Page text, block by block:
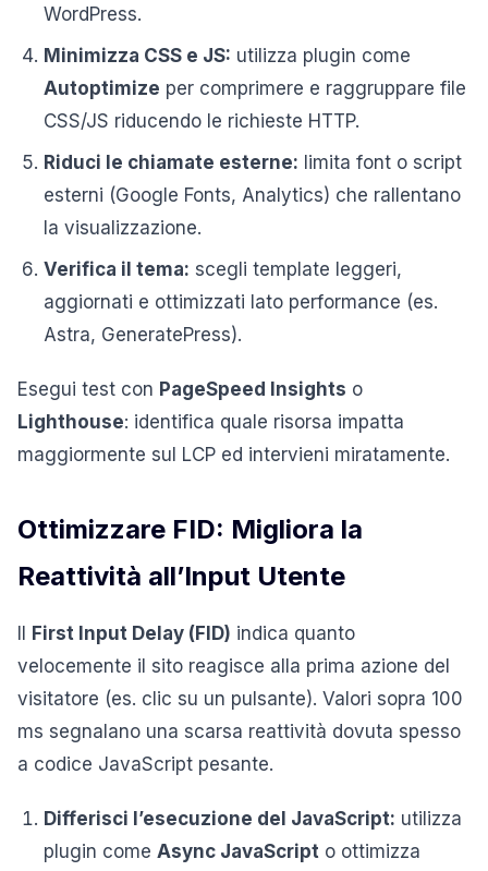
WordPress.
Minimizza CSS e JS: utilizza plugin come
Autoptimize per comprimere e raggruppare file
CSS/JS riducendo le richieste HTTP.
Riduci le chiamate esterne: limita font o script
esterni (Google Fonts, Analytics) che rallentano
la visualizzazione.
Verifica il tema: scegli template leggeri,
aggiornati e ottimizzati lato performance (es.
Astra, GeneratePress).
Esegui test con PageSpeed Insights o
Lighthouse: identifica quale risorsa impatta
maggiormente sul LCP ed intervieni miratamente.
Ottimizzare FID: Migliora la
Reattività all’Input Utente
Il First Input Delay (FID) indica quanto
velocemente il sito reagisce alla prima azione del
visitatore (es. clic su un pulsante). Valori sopra 100
ms segnalano una scarsa reattività dovuta spesso
a codice JavaScript pesante.
Differisci l’esecuzione del JavaScript: utilizza
plugin come Async JavaScript o ottimizza